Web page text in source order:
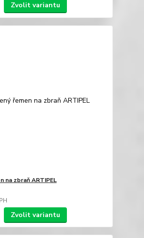
Zvolit variantu
na zbraň ARTIPEL
Zvolit variantu